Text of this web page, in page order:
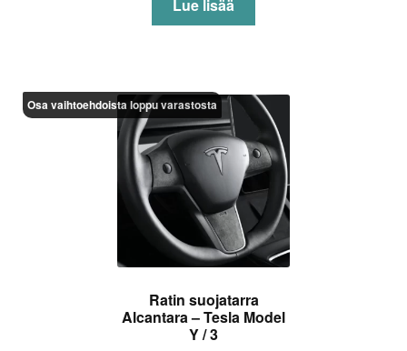
Lue lisää
Osa vaihtoehdoista loppu varastosta
Ratin suojatarra
Alcantara – Tesla Model
Y / 3